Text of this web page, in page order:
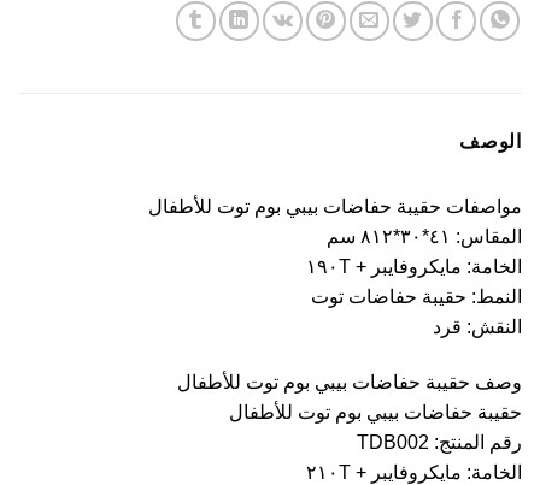
الوصف
مواصفات حقيبة حفاضات بيبي بوم توت للأطفال
المقاس: ٤١*٣٠*٨١٢ سم
الخامة: مايكروفايبر + ١٩٠T
النمط: حقيبة حفاضات توت
النقش: قرد
وصف حقيبة حفاضات بيبي بوم توت للأطفال
حقيبة حفاضات بيبي بوم توت للأطفال
رقم المنتج: TDB002
الخامة: مايكروفايبر + ٢١٠T